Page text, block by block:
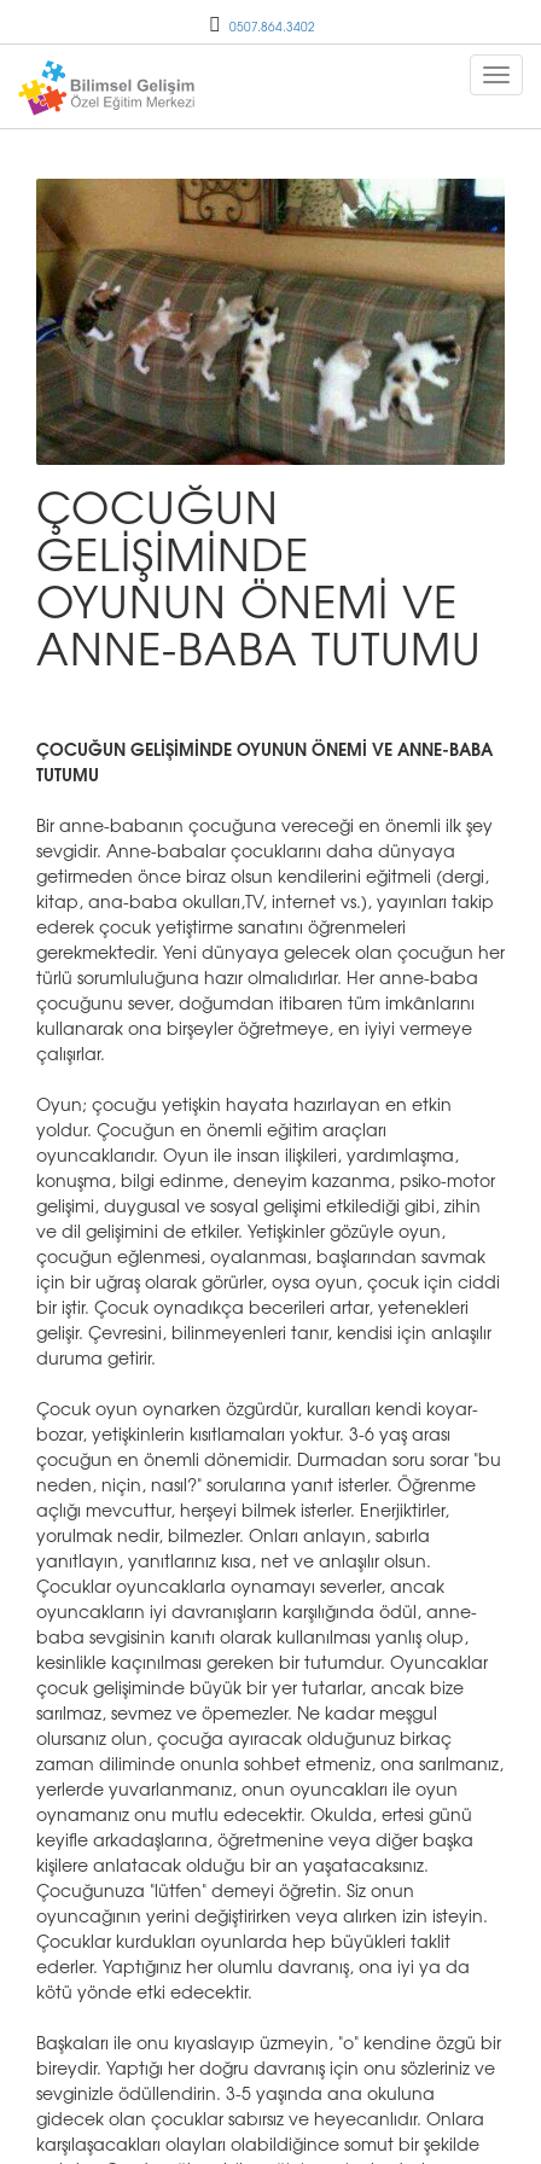
0507.864.3402
ÇOCUĞUN
GELİŞİMİNDE
OYUNUN ÖNEMİ VE
ANNE-BABA TUTUMU
ÇOCUĞUN GELİŞİMİNDE OYUNUN ÖNEMİ VE ANNE-BABA
TUTUMU
Bir anne-babanın çocuğuna vereceği en önemli ilk şey
sevgidir. Anne-babalar çocuklarını daha dünyaya
getirmeden önce biraz olsun kendilerini eğitmeli (dergi,
kitap, ana-baba okulları,TV, internet vs.), yayınları takip
ederek çocuk yetiştirme sanatını öğrenmeleri
gerekmektedir. Yeni dünyaya gelecek olan çocuğun her
türlü sorumluluğuna hazır olmalıdırlar. Her anne-baba
çocuğunu sever, doğumdan itibaren tüm imkânlarını
kullanarak ona birşeyler öğretmeye, en iyiyi vermeye
çalışırlar.
Oyun; çocuğu yetişkin hayata hazırlayan en etkin
yoldur. Çocuğun en önemli eğitim araçları
oyuncaklarıdır. Oyun ile insan ilişkileri, yardımlaşma,
konuşma, bilgi edinme, deneyim kazanma, psiko-motor
gelişimi, duygusal ve sosyal gelişimi etkilediği gibi, zihin
ve dil gelişimini de etkiler. Yetişkinler gözüyle oyun,
çocuğun eğlenmesi, oyalanması, başlarından savmak
için bir uğraş olarak görürler, oysa oyun, çocuk için ciddi
bir iştir. Çocuk oynadıkça becerileri artar, yetenekleri
gelişir. Çevresini, bilinmeyenleri tanır, kendisi için anlaşılır
duruma getirir.
Çocuk oyun oynarken özgürdür, kuralları kendi koyar-
bozar, yetişkinlerin kısıtlamaları yoktur. 3-6 yaş arası
çocuğun en önemli dönemidir. Durmadan soru sorar "bu
neden, niçin, nasıl?" sorularına yanıt isterler. Öğrenme
açlığı mevcuttur, herşeyi bilmek isterler. Enerjiktirler,
yorulmak nedir, bilmezler. Onları anlayın, sabırla
yanıtlayın, yanıtlarınız kısa, net ve anlaşılır olsun.
Çocuklar oyuncaklarla oynamayı severler, ancak
oyuncakların iyi davranışların karşılığında ödül, anne-
baba sevgisinin kanıtı olarak kullanılması yanlış olup,
kesinlikle kaçınılması gereken bir tutumdur. Oyuncaklar
çocuk gelişiminde büyük bir yer tutarlar, ancak bize
sarılmaz, sevmez ve öpemezler. Ne kadar meşgul
olursanız olun, çocuğa ayıracak olduğunuz birkaç
zaman diliminde onunla sohbet etmeniz, ona sarılmanız,
yerlerde yuvarlanmanız, onun oyuncakları ile oyun
oynamanız onu mutlu edecektir. Okulda, ertesi günü
keyifle arkadaşlarına, öğretmenine veya diğer başka
kişilere anlatacak olduğu bir an yaşatacaksınız.
Çocuğunuza "lütfen" demeyi öğretin. Siz onun
oyuncağının yerini değiştirirken veya alırken izin isteyin.
Çocuklar kurdukları oyunlarda hep büyükleri taklit
ederler. Yaptığınız her olumlu davranış, ona iyi ya da
kötü yönde etki edecektir.
Başkaları ile onu kıyaslayıp üzmeyin, "o" kendine özgü bir
bireydir. Yaptığı her doğru davranış için onu sözleriniz ve
sevginizle ödüllendirin. 3-5 yaşında ana okuluna
gidecek olan çocuklar sabırsız ve heyecanlıdır. Onlara
karşılaşacakları olayları olabildiğince somut bir şekilde